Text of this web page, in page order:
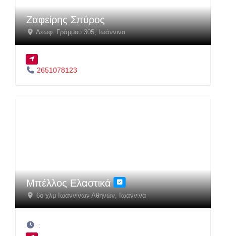
Ζαφείρης Σπύρος
Λεωφ. Γράμμου 305,Ιωάννινα
2651078123
Μπέλλος Ελαστικά
6ο χλμ Ιωαννίνων Αθηνών,Ιωάννινα
: